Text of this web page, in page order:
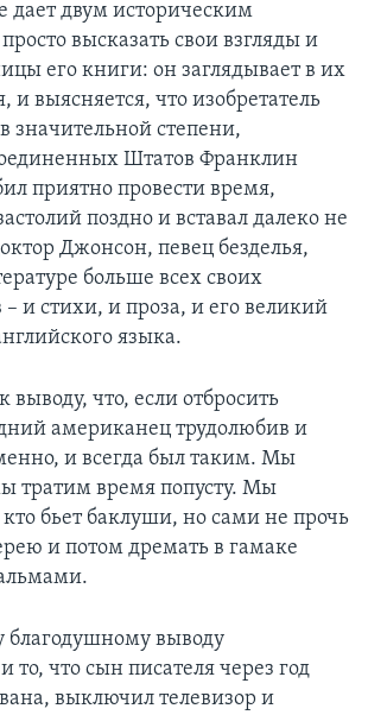
дает двум историческим
высказать свои взгляды и
его книги: он заглядывает в их
выясняется, что изобретатель
значительной степени,
Штатов Франклин
приятно провести время,
поздно и вставал далеко не
Джонсон, певец безделья,
больше всех своих
и стихи, и проза, и его великий
языка.
выводу, что, если отбросить
американец трудолюбив и
и всегда был таким. Мы
тратим время попусту. Мы
бьет баклуши, но сами не прочь
и потом дремать в гамаке
благодушному выводу
то, что сын писателя через год
выключил телевизор и